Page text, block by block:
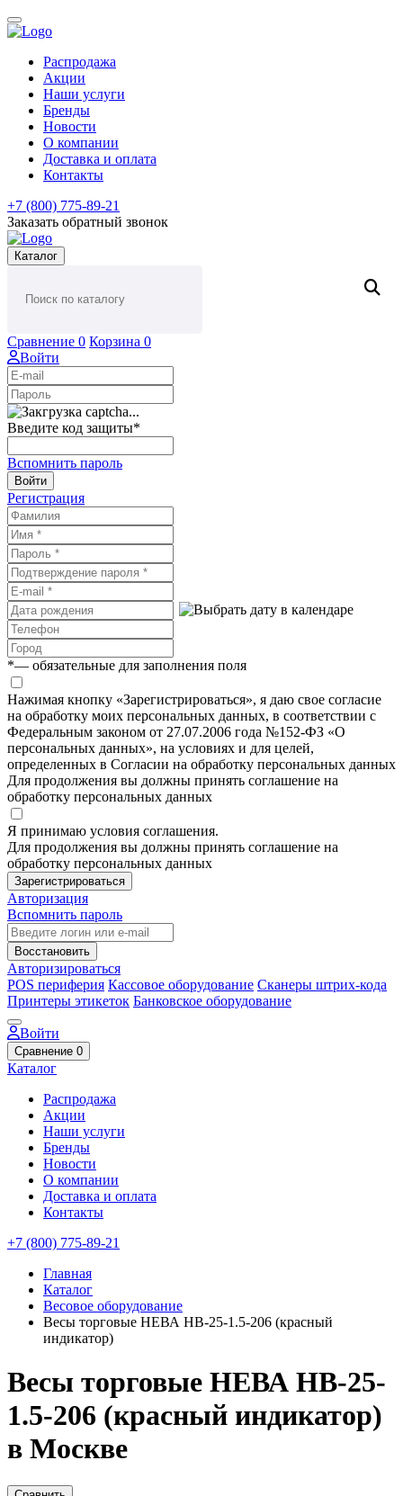
Распродажа
Акции
Наши услуги
Бренды
Новости
О компании
Доставка и оплата
Контакты
+7 (800) 775-89-21
Заказать обратный звонок
Каталог
Сравнение 0 Корзина 0
Войти
Введите код защиты*
Вспомнить пароль
Войти
Регистрация
*— обязательные для заполнения поля
Нажимая кнопку «Зарегистрироваться», я даю свое согласие
на обработку моих персональных данных, в соответствии с
Федеральным законом от 27.07.2006 года №152-ФЗ «О
персональных данных», на условиях и для целей,
определенных в Согласии на обработку персональных данных
Для продолжения вы должны принять соглашение на
обработку персональных данных
Я принимаю условия соглашения.
Для продолжения вы должны принять соглашение на
обработку персональных данных
Зарегистрироваться
Авторизация
Вспомнить пароль
Восстановить
Авторизироваться
POS периферия Кассовое оборудование Сканеры штрих-кода
Принтеры этикеток Банковское оборудование
Войти
Сравнение 0
Каталог
Распродажа
Акции
Наши услуги
Бренды
Новости
О компании
Доставка и оплата
Контакты
+7 (800) 775-89-21
Главная
Каталог
Весовое оборудование
Весы торговые НЕВА НВ-25-1.5-206 (красный
индикатор)
Весы торговые НЕВА НВ-25-
1.5-206 (красный индикатор)
в Москве